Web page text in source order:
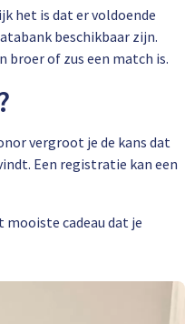
het is dat er voldoende
beschikbaar zijn.
broer of zus een match is.
vergroot je de kans dat
Een registratie kan een
cadeau dat je